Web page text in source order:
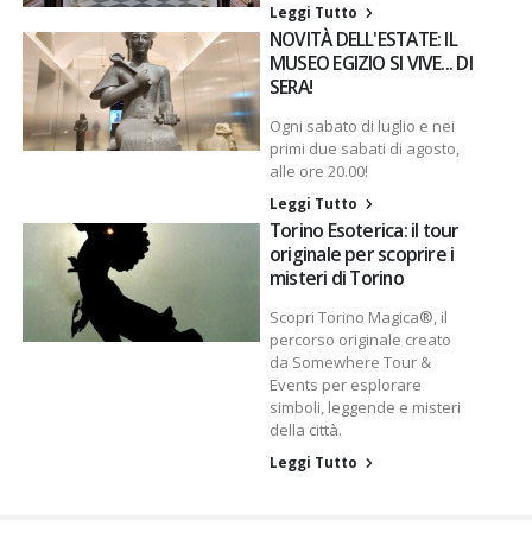
Leggi Tutto
NOVITÀ DELL'ESTATE: IL
MUSEO EGIZIO SI VIVE... DI
SERA!
Ogni sabato di luglio e nei
primi due sabati di agosto,
alle ore 20.00!
Leggi Tutto
Torino Esoterica: il tour
originale per scoprire i
misteri di Torino
Scopri Torino Magica®, il
percorso originale creato
da Somewhere Tour &
Events per esplorare
simboli, leggende e misteri
della città.
Leggi Tutto